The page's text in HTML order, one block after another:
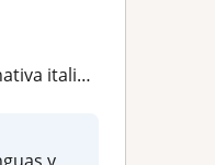
italiana